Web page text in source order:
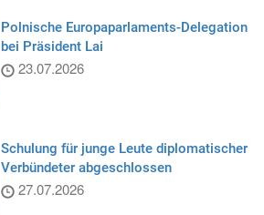
Polnische Europaparlaments-Delegation
bei Präsident Lai
23.07.2026
Schulung für junge Leute diplomatischer
Verbündeter abgeschlossen
27.07.2026